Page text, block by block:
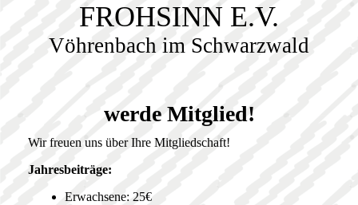
FROHSINN E.V.
Vöhrenbach im Schwarzwald
werde Mitglied!
Wir freuen uns über Ihre Mitgliedschaft!
Jahresbeiträge:
Erwachsene: 25€